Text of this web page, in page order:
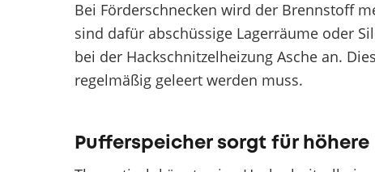
Bei Förderschnecken wird der Brennstoff
sind dafür abschüssige Lagerräume oder
bei der Hackschnitzelheizung Asche an.
regelmäßig geleert werden muss.
Pufferspeicher sorgt für höhere